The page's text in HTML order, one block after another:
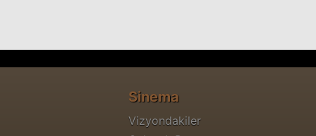
Sinema
Vizyondakiler